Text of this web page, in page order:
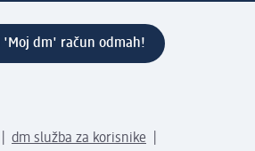
'Moj dm' račun odmah!
dm služba za korisnike